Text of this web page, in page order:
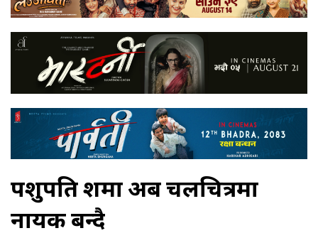
पशुपति शर्मा अब चलचित्रमा
नायक बन्दै